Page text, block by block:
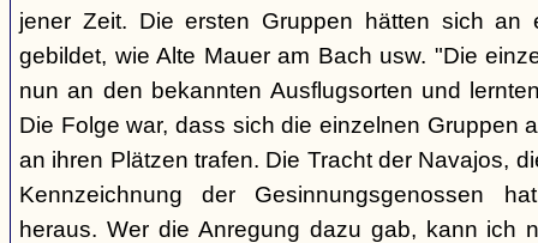
jener Zeit. Die ersten Gruppen hätten sich an
gebildet, wie Alte Mauer am Bach usw. "Die
nun an den bekannten Ausflugsorten und
Die Folge war, dass sich die einzelnen Gruppen
an ihren Plätzen trafen. Die Tracht der Navajos,
Kennzeichnung der Gesinnungsgenossen
heraus. Wer die Anregung dazu gab, kann ich